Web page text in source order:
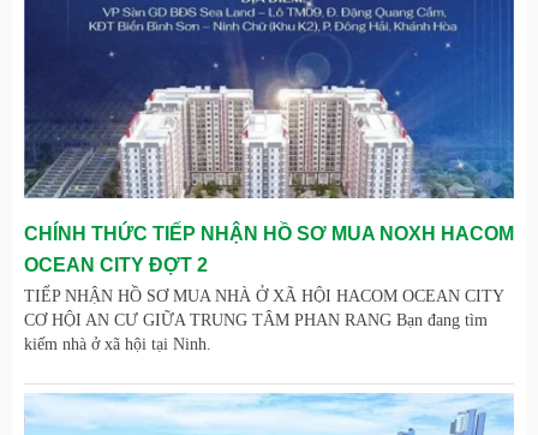
CHÍNH THỨC TIẾP NHẬN HỒ SƠ MUA NOXH HACOM
OCEAN CITY ĐỢT 2
TIẾP NHẬN HỒ SƠ MUA NHÀ Ở XÃ HỘI HACOM OCEAN CITY
CƠ HỘI AN CƯ GIỮA TRUNG TÂM PHAN RANG Bạn đang tìm
kiếm nhà ở xã hội tại Ninh.